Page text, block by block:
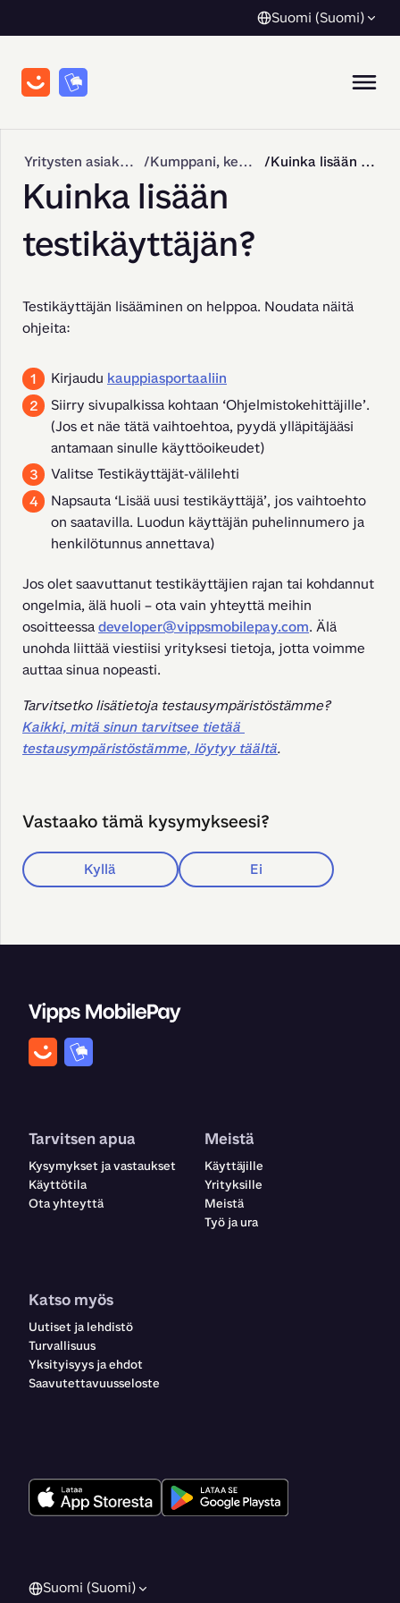
Suomi (Suomi)
Yritysten asiakastuki Kumppani, kehittäjä ja API-integraatio Kuinka lisään testikäyttäjän?
Kuinka lisään
testikäyttäjän?
Testikäyttäjän lisääminen on helppoa. Noudata näitä
ohjeita:
Kirjaudu kauppiasportaaliin
Siirry sivupalkissa kohtaan ‘Ohjelmistokehittäjille’.
(Jos et näe tätä vaihtoehtoa, pyydä ylläpitäjääsi
antamaan sinulle käyttöoikeudet)
Valitse Testikäyttäjät-välilehti
Napsauta ‘Lisää uusi testikäyttäjä’, jos vaihtoehto
on saatavilla. Luodun käyttäjän puhelinnumero ja
henkilötunnus annettava)
Jos olet saavuttanut testikäyttäjien rajan tai kohdannut
ongelmia, älä huoli – ota vain yhteyttä meihin
osoitteessa developer@vippsmobilepay.com. Älä
unohda liittää viestiisi yrityksesi tietoja, jotta voimme
auttaa sinua nopeasti.
Tarvitsetko lisätietoja testausympäristöstämme?
Kaikki, mitä sinun tarvitsee tietää
testausympäristöstämme, löytyy täältä.
Vastaako tämä kysymykseesi?
Kyllä Ei
Tarvitsen apua
Kysymykset ja vastaukset
Käyttötila
Ota yhteyttä
Meistä
Käyttäjille
Yrityksille
Meistä
Työ ja ura
Katso myös
Uutiset ja lehdistö
Turvallisuus
Yksityisyys ja ehdot
Saavutettavuusseloste
Suomi (Suomi)